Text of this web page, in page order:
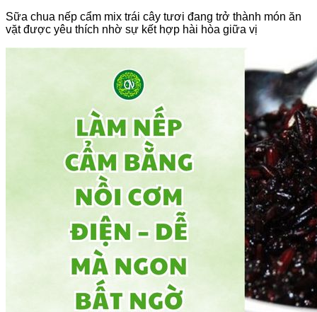
Sữa chua nếp cẩm mix trái cây tươi đang trở thành món ăn
vặt được yêu thích nhờ sự kết hợp hài hòa giữa vị